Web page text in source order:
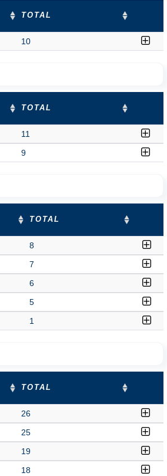
TOTAL
10
TOTAL
11
9
TOTAL
8
7
6
5
1
TOTAL
26
25
19
18